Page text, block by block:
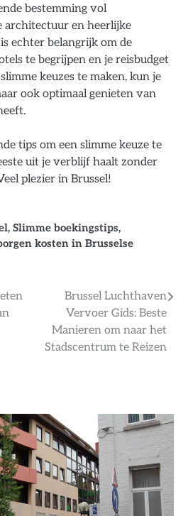
bestemming vol
architectuur en heerlijke
echter belangrijk om de
te begrijpen en je reisbudget
keuzes te maken, kun je
ook optimaal genieten van
tips om een slimme keuze te
uit je verblijf haalt zonder
plezier in Brussel!
, Slimme boekingstips,
kosten in Brusselse
Brussel Luchthaven
Vervoer Gids: Beste
Manieren om naar het
Stadscentrum te Reizen